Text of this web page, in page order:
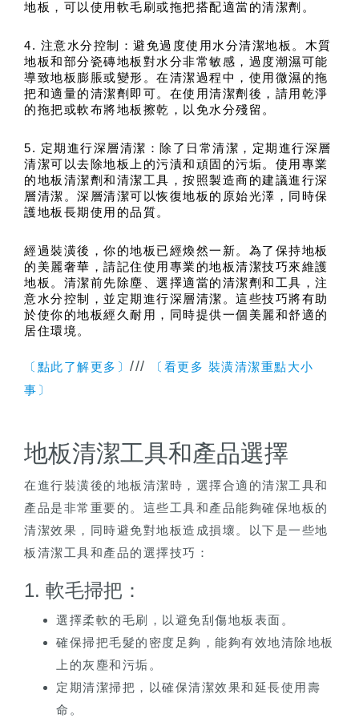
地板，可以使用軟毛刷或拖把搭配適當的清潔劑。
4. 注意水分控制：避免過度使用水分清潔地板。木質
地板和部分瓷磚地板對水分非常敏感，過度潮濕可能
導致地板膨脹或變形。在清潔過程中，使用微濕的拖
把和適量的清潔劑即可。在使用清潔劑後，請用乾淨
的拖把或軟布將地板擦乾，以免水分殘留。
5. 定期進行深層清潔：除了日常清潔，定期進行深層
清潔可以去除地板上的污漬和頑固的污垢。使用專業
的地板清潔劑和清潔工具，按照製造商的建議進行深
層清潔。深層清潔可以恢復地板的原始光澤，同時保
護地板長期使用的品質。
經過裝潢後，你的地板已經煥然一新。為了保持地板
的美麗奢華，請記住使用專業的地板清潔技巧來維護
地板。清潔前先除塵、選擇適當的清潔劑和工具，注
意水分控制，並定期進行深層清潔。這些技巧將有助
於使你的地板經久耐用，同時提供一個美麗和舒適的
居住環境。
〔點此了解更多〕 ///
〔看更多 裝潢清潔重點大小
事〕
地板清潔工具和產品選擇
在進行裝潢後的地板清潔時，選擇合適的清潔工具和
產品是非常重要的。這些工具和產品能夠確保地板的
清潔效果，同時避免對地板造成損壞。以下是一些地
板清潔工具和產品的選擇技巧：
1. 軟毛掃把：
選擇柔軟的毛刷，以避免刮傷地板表面。
確保掃把毛髮的密度足夠，能夠有效地清除地板
上的灰塵和污垢。
定期清潔掃把，以確保清潔效果和延長使用壽
命。